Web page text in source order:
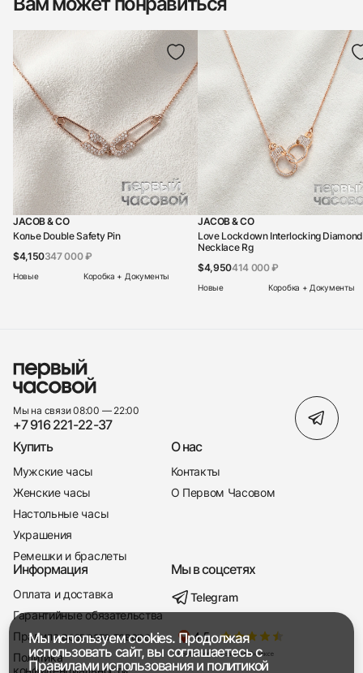
+7 916 221-22-37
Мы насвязи 08:00 — 19:00
JACOB & CO
Колье Double Safety Pin
$4,150347 000 ₽
Новые Коробка + Документы
JACOB & CO
Love Lockdown Interlocking Diamond
Necklace Rg
$4,950414 000 ₽
Новые Коробка + Документы
Мы на связи 08:00 — 22:00
+7 916 221-22-37
Купить
Мужские часы
Женские часы
Настольные часы
Украшения
Ремешки и браслеты
О нас
Контакты
О Первом Часовом
Информация
Оплата и доставка
Гарантийные обязательства
Правила возврата товара
Политика
Мы в соцсетях
Telegram
Мы используем cookies. Продолжая
использовать сайт, вы соглашаетесь с
Правилами использованияи политикой